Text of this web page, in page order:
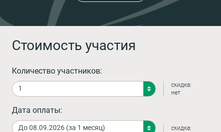
Стоимость участия
Количество участников:
скидка:
нет
Дата оплаты:
скидка: